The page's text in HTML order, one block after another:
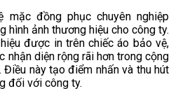
mặc đồng phục chuyên nghiệp
hình ảnh thương hiệu cho công ty.
được in trên chiếc áo bảo vệ,
diện rộng rãi hơn trong cộng
này tạo điểm nhấn và thu hút
đối với công ty.